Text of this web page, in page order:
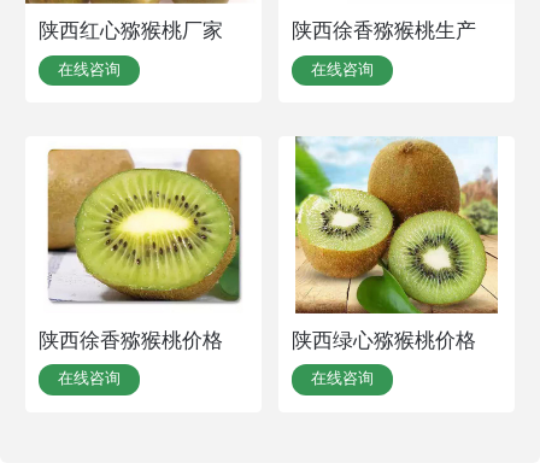
陕西红心猕猴桃厂家
在线咨询
陕西徐香猕猴桃生产
在线咨询
陕西徐香猕猴桃价格
在线咨询
陕西绿心猕猴桃价格
在线咨询